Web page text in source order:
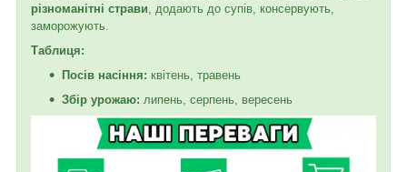
різноманітні страви, додають до супів, консервують,
заморожують.
Таблиця:
Посів насіння: квітень, травень
Збір урожаю: липень, серпень, вересень